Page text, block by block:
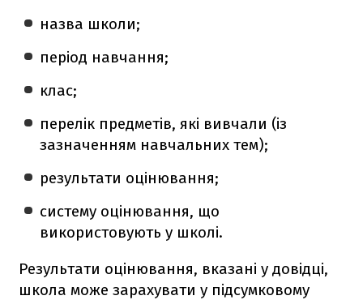
назва школи;
період навчання;
клас;
перелік предметів, які вивчали (із
зазначенням навчальних тем);
результати оцінювання;
систему оцінювання, що
використовують у школі.
Результати оцінювання, вказані у довідці,
школа може зарахувати у підсумковому